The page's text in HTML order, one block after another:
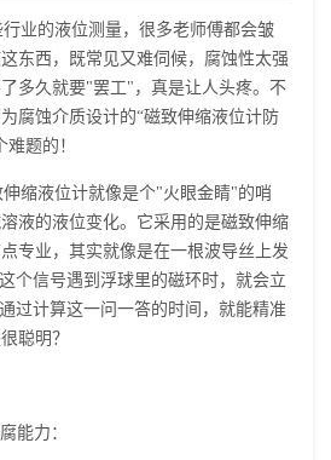
业的液位测量，很多老师傅都会皱
东西，既常见又难伺候，腐蚀性太强
了多久就要"罢工"，真是让人头疼。不
腐蚀介质设计的“磁致伸缩液位计防
题的！
缩液位计就像是个"火眼金睛"的哨
液的液位变化。它采用的是磁致伸缩
专业，其实就像是在一根波导丝上发
个信号遇到浮球里的磁环时，就会立
过计算这一问一答的时间，就能精准
聪明？
能力：